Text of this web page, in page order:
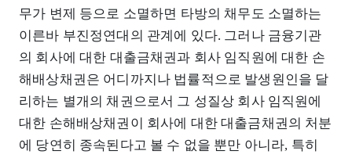
무가 변제 등으로 소멸하면 타방의 채무도 소멸하는
이른바 부진정연대의 관계에 있다. 그러나 금융기관
의 회사에 대한 대출금채권과 회사 임직원에 대한 손
해배상채권은 어디까지나 법률적으로 발생원인을 달
리하는 별개의 채권으로서 그 성질상 회사 임직원에
대한 손해배상채권이 회사에 대한 대출금채권의 처분
에 당연히 종속된다고 볼 수 없을 뿐만 아니라, 특히